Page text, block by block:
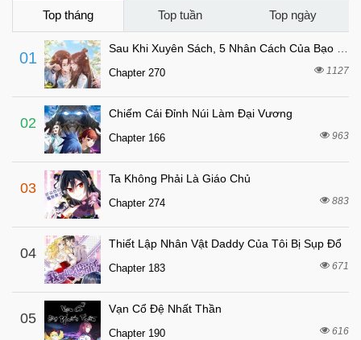
Chapter 37 7 tháng trước
Chapter 36
Chapter 35
Chapter 34
Chapter 33 7 tháng trước
Chapter 32
Chapter 31
Chapter 30
Chapter 29 7 tháng trước
Chapter 28 7 tháng trước
Chapter 27
Chapter 26 7 tháng trước
Chapter 25
Top tháng Top tuần Top ngày
01
Chapter 270 1127
02
Chiếm Cái Đỉnh Núi Làm Đại Vương
Chapter 166 963
03
Ta Không Phải Là Giáo Chủ
Chapter 274 883
04
Thiết Lập Nhân Vật Daddy Của Tôi Bị Sụp Đổ
Chapter 183 671
05
Vạn Cổ Đệ Nhất Thần
Chapter 190 616